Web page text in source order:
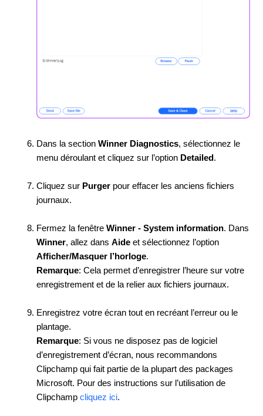
Dans la sectionWinner Diagnostics, sélectionnez le
menu déroulant et cliquez sur l’option Detailed.
Cliquez sur Purger pour effacer les anciens fichiers
journaux.
Fermez la fenêtreWinner - System information. Dans
Winner, allez dansAide et sélectionnez l’option
Afficher/Masquer l’horloge.
Remarque: Cela permet d’enregistrer l’heure sur votre
enregistrement et de la relier aux fichiers journaux.
Enregistrez votre écran tout en recréant l’erreur ou le
plantage.
Remarque: Si vous ne disposez pas de logiciel
d’enregistrement d’écran, nous recommandons
Clipchamp qui fait partie de la plupart des packages
Microsoft. Pour des instructions sur l’utilisation de
Clipchampcliquez ici.